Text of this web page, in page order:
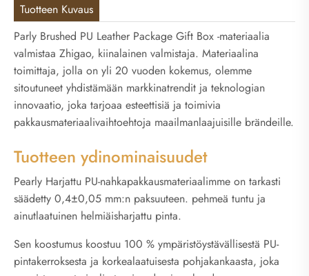
Tuotteen Kuvaus
Parly Brushed PU Leather Package Gift Box -materiaalia
valmistaa Zhigao, kiinalainen valmistaja. Materiaalina
toimittaja, jolla on yli 20 vuoden kokemus, olemme
sitoutuneet yhdistämään markkinatrendit ja teknologian
innovaatio, joka tarjoaa esteettisiä ja toimivia
pakkausmateriaalivaihtoehtoja maailmanlaajuisille brändeille.
Tuotteen ydinominaisuudet
Pearly Harjattu PU-nahkapakkausmateriaalimme on tarkasti
säädetty 0,4±0,05 mm:n paksuuteen. pehmeä tuntu ja
ainutlaatuinen helmiäisharjattu pinta.
Sen koostumus koostuu 100 % ympäristöystävällisestä PU-
pintakerroksesta ja korkealaatuisesta pohjakankaasta, joka